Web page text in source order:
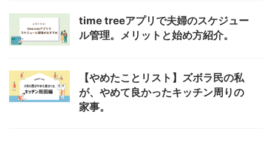
time treeアプリで夫婦のスケジュー
ル管理。メリットと始め方紹介。
【やめたことリスト】ズボラ民の私
が、やめて良かったキッチン周りの
家事。